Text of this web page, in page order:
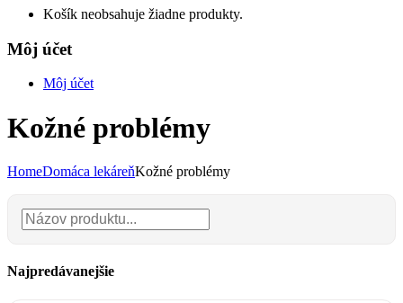
Košík neobsahuje žiadne produkty.
Môj účet
Môj účet
Kožné problémy
HomeDomáca lekáreňKožné problémy
Najpredávanejšie